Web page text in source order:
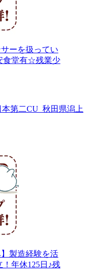
ーを扱ってい
食堂有☆残業少
第二CU_秋田県潟上
製造経験を活
年休125日♪残